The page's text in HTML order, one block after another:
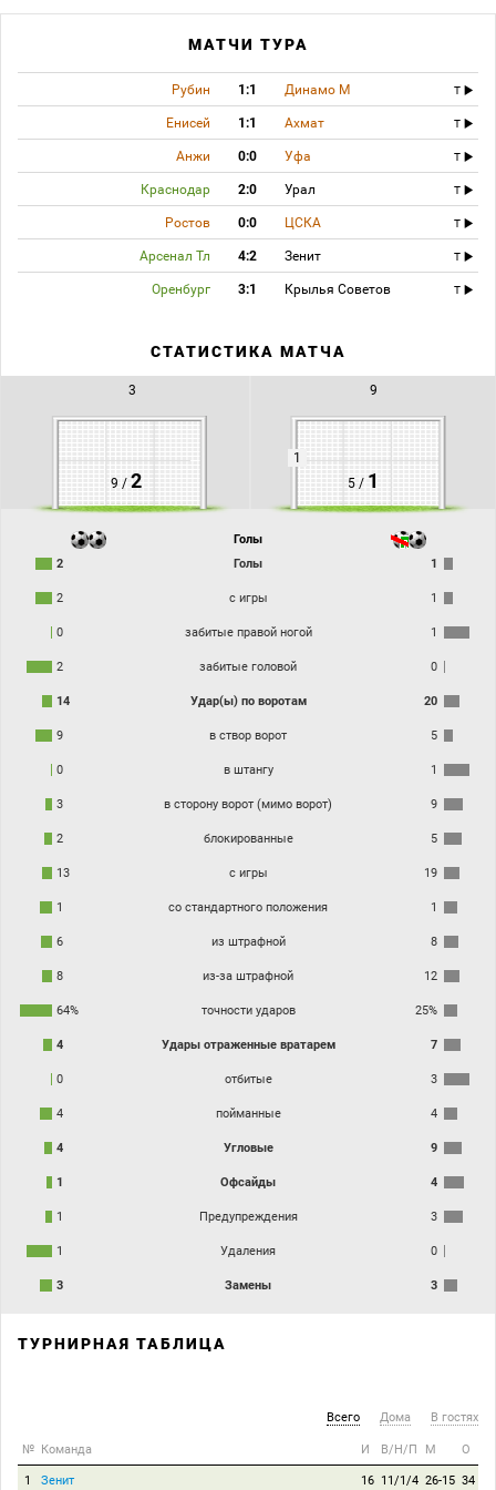
МАТЧИ ТУРА
Рубин 1:1 Динамо М T
Енисей 1:1 Ахмат T
Анжи 0:0 Уфа T
Краснодар 2:0 Урал T
Ростов 0:0 ЦСКА T
Арсенал Тл 4:2 Зенит T
Оренбург 3:1 Крылья Советов T
СТАТИСТИКА МАТЧА
3
9 /2
9
1
5 / 1
Голы
2
Голы 1
2 с игры 1
0 забитые правой ногой 1
2 забитые головой 0
14 Удар(ы) по воротам 20
9 в створ ворот 5
0 в штангу 1
3 в сторону ворот (мимо ворот) 9
2 блокированные 5
13 с игры 19
1 со стандартного положения 1
6 из штрафной 8
8 из-за штрафной 12
64% точности ударов 25%
4 Удары отраженные вратарем 7
0 отбитые 3
4 пойманные 4
4 Угловые 9
1 Офсайды 4
1 Предупреждения 3
1 Удаления 0
3 Замены 3
ТУРНИРНАЯ ТАБЛИЦА
Всего Дома В гостях
№ Команда И В/Н/П М О
1 Зенит 16 11/1/4 26-15 34